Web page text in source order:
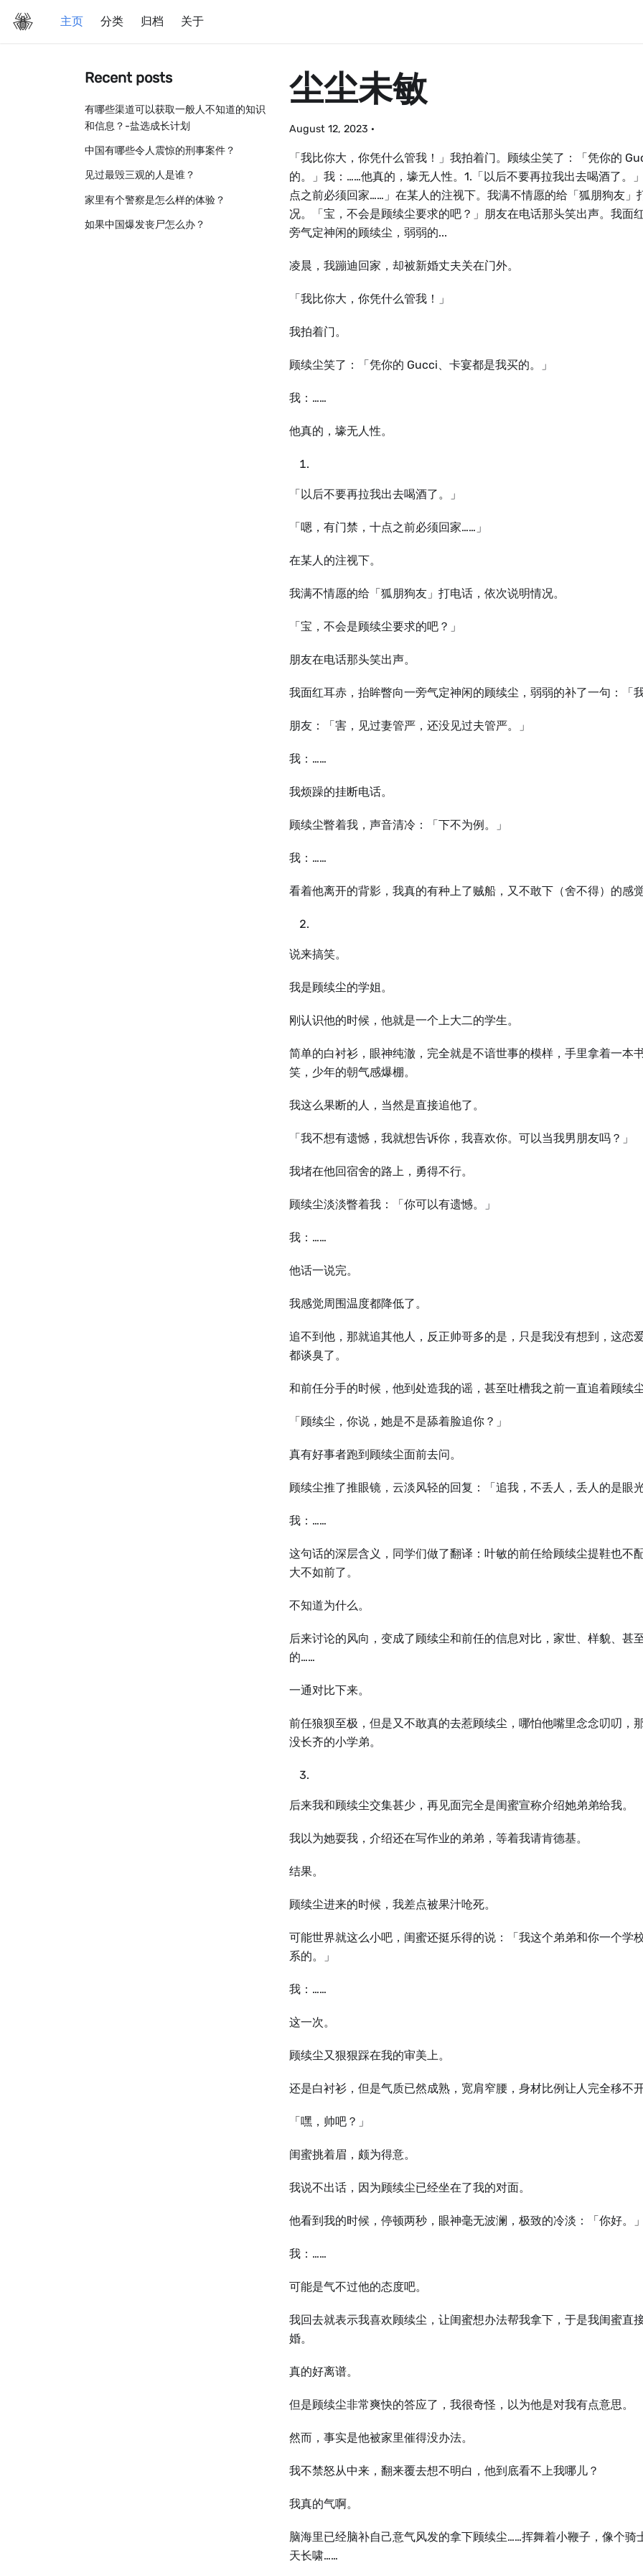
主页 分类 归档 关于
Recent posts
有哪些渠道可以获取一般人不知道的知识
和信息？-盐选成长计划
中国有哪些令人震惊的刑事案件？
见过最毁三观的人是谁？
家里有个警察是怎么样的体验？
如果中国爆发丧尸怎么办？
尘尘未敏
August 12, 2023 ·
「我比你大，你凭什么管我！」我拍着门。顾续尘笑了：「凭你的
的。」我：……他真的，壕无人性。1.「以后不要再拉我出去喝酒了。
点之前必须回家……」在某人的注视下。我满不情愿的给「狐朋狗友」
况。「宝，不会是顾续尘要求的吧？」朋友在电话那头笑出声。我面
旁气定神闲的顾续尘，弱弱的...
凌晨，我蹦迪回家，却被新婚丈夫关在门外。
「我比你大，你凭什么管我！」
我拍着门。
顾续尘笑了：「凭你的 Gucci、卡宴都是我买的。」
我：……
他真的，壕无人性。
「以后不要再拉我出去喝酒了。」
「嗯，有门禁，十点之前必须回家……」
在某人的注视下。
我满不情愿的给「狐朋狗友」打电话，依次说明情况。
「宝，不会是顾续尘要求的吧？」
朋友在电话那头笑出声。
我面红耳赤，抬眸瞥向一旁气定神闲的顾续尘，弱弱的补了一句：「
朋友：「害，见过妻管严，还没见过夫管严。」
我：……
我烦躁的挂断电话。
顾续尘瞥着我，声音清冷：「下不为例。」
我：……
看着他离开的背影，我真的有种上了贼船，又不敢下（舍不得）的感觉
说来搞笑。
我是顾续尘的学姐。
刚认识他的时候，他就是一个上大二的学生。
简单的白衬衫，眼神纯澈，完全就是不谙世事的模样，手里拿着一本
笑，少年的朝气感爆棚。
我这么果断的人，当然是直接追他了。
「我不想有遗憾，我就想告诉你，我喜欢你。可以当我男朋友吗？」
我堵在他回宿舍的路上，勇得不行。
顾续尘淡淡瞥着我：「你可以有遗憾。」
我：……
他话一说完。
我感觉周围温度都降低了。
追不到他，那就追其他人，反正帅哥多的是，只是我没有想到，这恋
都谈臭了。
和前任分手的时候，他到处造我的谣，甚至吐槽我之前一直追着顾续
「顾续尘，你说，她是不是舔着脸追你？」
真有好事者跑到顾续尘面前去问。
顾续尘推了推眼镜，云淡风轻的回复：「追我，不丢人，丢人的是眼
我：……
这句话的深层含义，同学们做了翻译：叶敏的前任给顾续尘提鞋也不
大不如前了。
不知道为什么。
后来讨论的风向，变成了顾续尘和前任的信息对比，家世、样貌、甚
的……
一通对比下来。
前任狼狈至极，但是又不敢真的去惹顾续尘，哪怕他嘴里念念叨叨，
没长齐的小学弟。
后来我和顾续尘交集甚少，再见面完全是闺蜜宣称介绍她弟弟给我。
我以为她耍我，介绍还在写作业的弟弟，等着我请肯德基。
结果。
顾续尘进来的时候，我差点被果汁呛死。
可能世界就这么小吧，闺蜜还挺乐得的说：「我这个弟弟和你一个学
系的。」
我：……
这一次。
顾续尘又狠狠踩在我的审美上。
还是白衬衫，但是气质已然成熟，宽肩窄腰，身材比例让人完全移不
「嘿，帅吧？」
闺蜜挑着眉，颇为得意。
我说不出话，因为顾续尘已经坐在了我的对面。
他看到我的时候，停顿两秒，眼神毫无波澜，极致的冷淡：「你好。」
我：……
可能是气不过他的态度吧。
我回去就表示我喜欢顾续尘，让闺蜜想办法帮我拿下，于是我闺蜜直
婚。
真的好离谱。
但是顾续尘非常爽快的答应了，我很奇怪，以为他是对我有点意思。
然而，事实是他被家里催得没办法。
我不禁怒从中来，翻来覆去想不明白，他到底看不上我哪儿？
我真的气啊。
脑海里已经脑补自己意气风发的拿下顾续尘……挥舞着小鞭子，像个骑
天长啸……